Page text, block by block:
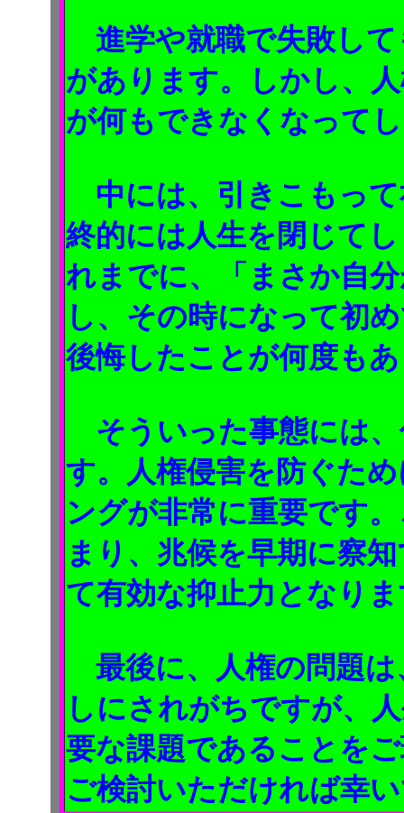
進学や就職で失敗して
があります。しかし、
が何もできなくなって
中には、引きこもっ
終的には人生を閉じて
れまでに、「まさか自
し、その時になって初
後悔したことが何度も
そういった事態には
す。人権侵害を防ぐた
ングが非常に重要です
まり、兆候を早期に察
て有効な抑止力となり
最後に、人権の問題は
しにされがちですが、
要な課題であることを
ご検討いただければ幸